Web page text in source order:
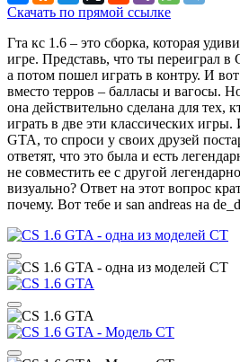
Скачать по прямой ссылке
Гта кс 1.6 – это сборка, которая
игре. Представь, что ты переиграл
а потом пошел играть в контру. И
вместо терров – балласы и вагосы.
она действительно сделана для тех,
играть в две эти классических
GTA, то спроси у своих друзей
ответят, что это была и есть
не совместить ее с другой
визуально? Ответ на этот вопрос
почему. Вот тебе и san andreas на